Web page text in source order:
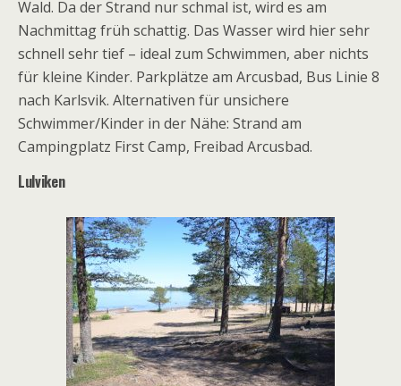
Wald. Da der Strand nur schmal ist, wird es am
Nachmittag früh schattig. Das Wasser wird hier sehr
schnell sehr tief – ideal zum Schwimmen, aber nichts
für kleine Kinder. Parkplätze am Arcusbad, Bus Linie 8
nach Karlsvik. Alternativen für unsichere
Schwimmer/Kinder in der Nähe: Strand am
Campingplatz First Camp, Freibad Arcusbad.
Lulviken